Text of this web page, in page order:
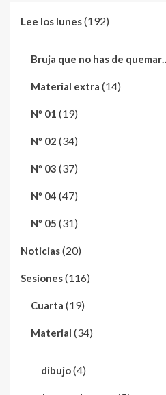
Lee los lunes(192)
Bruja que no has de quemar…
Material extra (14)
Nº 01 (19)
Nº 02 (34)
Nº 03 (37)
Nº 04 (47)
Nº 05 (31)
Noticias(20)
Sesiones(116)
Cuarta (19)
Material (34)
dibujo(4)